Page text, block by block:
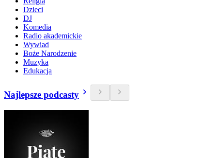
Dzieci
DJ
Komedia
Radio akademickie
Wywiad
Boże Narodzenie
Muzyka
Edukacja
Najlepsze podcasty